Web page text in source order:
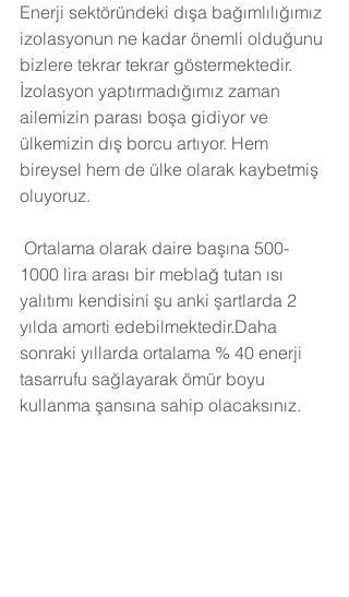
Enerji sektöründeki dışa bağımlılığımız
izolasyonun ne kadar önemli olduğunu
bizlere tekrar tekrar göstermektedir.
İzolasyon yaptırmadığımız zaman
ailemizin parası boşa gidiyor ve
ülkemizin dış borcu artıyor. Hem
bireysel hem de ülke olarak kaybetmiş
oluyoruz.
Ortalama olarak daire başına 500-
1000 lira arası bir meblağ tutan ısı
yalıtımı kendisini şu anki şartlarda 2
yılda amorti edebilmektedir.Daha
sonraki yıllarda ortalama % 40 enerji
tasarrufu sağlayarak ömür boyu
kullanma şansına sahip olacaksınız.